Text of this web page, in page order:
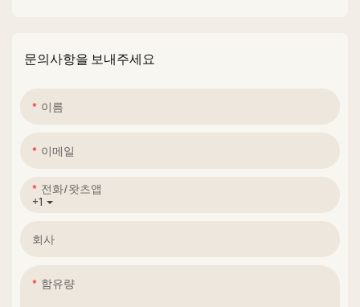
문의사항을 보내주세요
이름
이메일
+1
전화/왓츠앱
회사
함유량